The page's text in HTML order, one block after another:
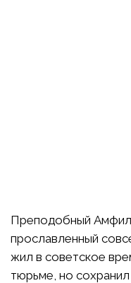
Преподобный
прославленный
жил в советское
тюрьме, но